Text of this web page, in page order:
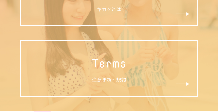
キカクとは
Terms
注意事項・規約